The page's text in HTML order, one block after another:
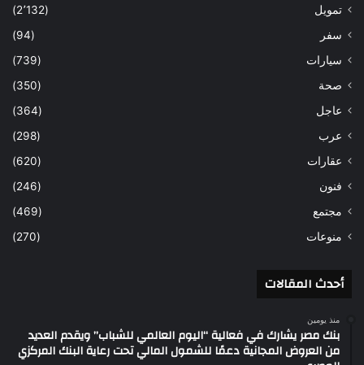
تمويل
(2٬132)
سفر
(94)
سيارات
(739)
صحة
(350)
عاجل
(364)
عرب
(298)
عقارات
(620)
فنون
(246)
مجتمع
(469)
منوعات
(270)
أحدث المقالات
منذ يومين
بنك مصر يشارك في فعالية “اليوم العالمي للشباب” ويقدم العديد
من العروض المجانية دعمًا للشمول المالي تحت رعاية البنك المركزي